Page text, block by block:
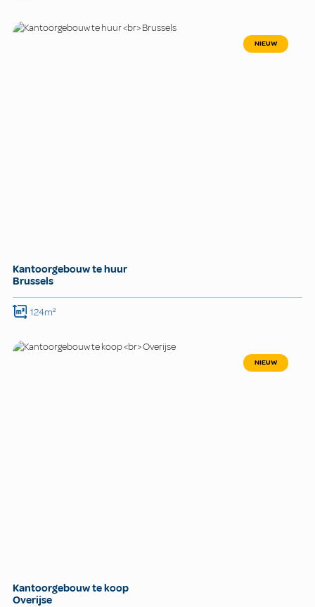
NIEUW
Kantoorgebouw te huur
Brussels
124m²
NIEUW
Kantoorgebouw te koop
Overijse